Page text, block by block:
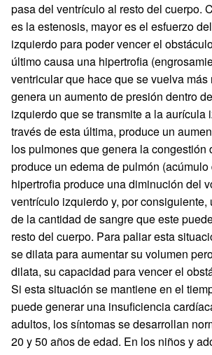
pasa del ventrículo al resto del cuerpo.
es la estenosis, mayor es el esfuerzo
izquierdo para poder vencer el
último causa una hipertrofia
ventricular que hace que se vuelva más
genera un aumento de presión dentro
izquierdo que se transmite a la aurícula
través de esta última, produce un
los pulmones que genera la congestión
produce un edema de pulmón
hipertrofia produce una diminución del
ventrículo izquierdo y, por consiguiente,
de la cantidad de sangre que este
resto del cuerpo. Para paliar esta
se dilata para aumentar su volumen
dilata, su capacidad para vencer el
Si esta situación se mantiene en el
puede generar una insuficiencia
adultos, los síntomas se desarrollan
20 y 50 años de edad. En los niños y